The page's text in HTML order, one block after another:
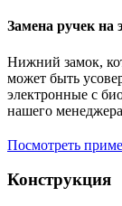
Замена ручек на
Нижний замок,
может быть
электронные с
нашего
Посмотреть
Конструкция